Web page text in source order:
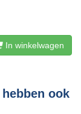
In winkelwagen
ook